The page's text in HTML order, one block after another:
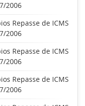
2006
Repasse de ICMS
2006
Repasse de ICMS
2006
Repasse de ICMS
2006